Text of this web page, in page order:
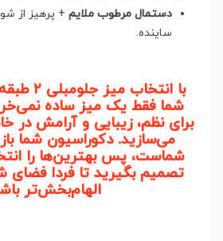
دستمال مرطوب ملایم + پرهیز از
ساینده.
با انتخاب میز جلومبلی ۲ طبقه ارگو از
شما فقط یک میز ساده
برای نظم، زیبایی و آرامش در
می‌سازید. دکوراسیون شما
شماست، پس بهترین‌ها را
تصمیم بگیرید تا فردا فضای
الهام‌بخش‌تر